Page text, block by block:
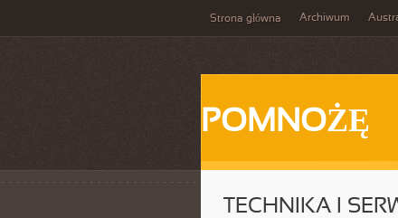
Strona główna Archiwum
POMNOŻĘ
TECHNIKA I